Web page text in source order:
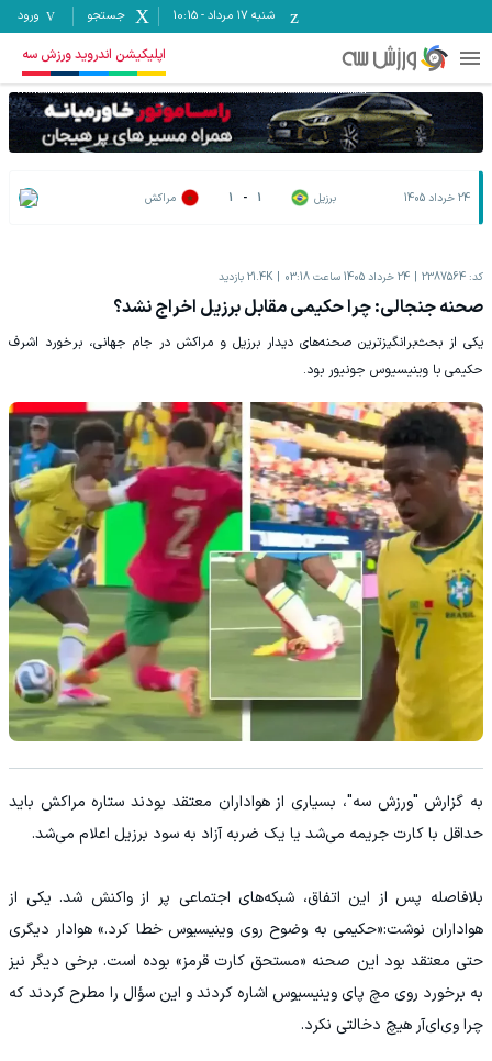
شنبه ۱۷ مرداد -
10:15 جستجو ورود
اپلیکیشن اندروید ورزش سه
24 خرداد 1405 برزیل 1
-
1 مراکش
کد: 2387564 24 خرداد 1405 ساعت 03:18 21.4K بازدید
صحنه جنجالی: چرا حکیمی مقابل برزیل اخراج نشد؟
یکی از بحث‌برانگیزترین صحنه‌های دیدار ‌برزیل و ‌مراکش در جام جهانی، برخورد ‌اشرف
حکیمی با ‌وینیسیوس جونیور بود.
به گزارش "ورزش سه"، بسیاری از هواداران معتقد بودند ستاره مراکش باید
حداقل با کارت جریمه می‌شد یا یک ضربه آزاد به سود برزیل اعلام می‌شد.
بلافاصله پس از این اتفاق، شبکه‌های اجتماعی پر از واکنش شد. یکی از
هواداران نوشت:«حکیمی به وضوح روی وینیسیوس خطا کرد.» هوادار دیگری
حتی معتقد بود این صحنه «مستحق کارت قرمز» بوده است. برخی دیگر نیز
به برخورد روی مچ پای وینیسیوس اشاره کردند و این سؤال را مطرح کردند که
چرا وی‌ای‌آر هیچ دخالتی نکرد.